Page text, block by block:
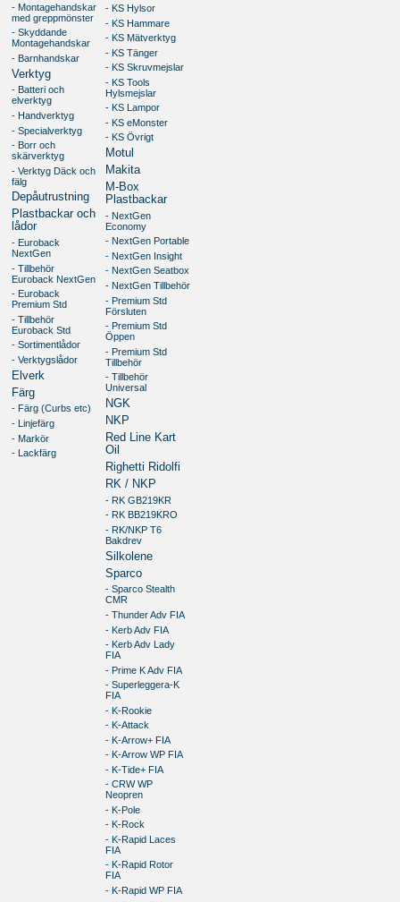
- Montagehandskar
med greppmönster
- Skyddande
Montagehandskar
- Barnhandskar
Verktyg
- Batteri och
elverktyg
- Handverktyg
- Specialverktyg
- Borr och
skärverktyg
- Verktyg Däck och
fälg
Depåutrustning
Plastbackar och
lådor
- Euroback
NextGen
- Tillbehör
Euroback NextGen
- Euroback
Premium Std
- Tillbehör
Euroback Std
- Sortimentlådor
- Verktygslådor
Elverk
Färg
- Färg (Curbs etc)
- Linjefärg
- Markör
- Lackfärg
- KS Hylsor
- KS Hammare
- KS Mätverktyg
- KS Tänger
- KS Skruvmejslar
- KS Tools
Hylsmejslar
- KS Lampor
- KS eMonster
- KS Övrigt
Motul
Makita
M-Box
Plastbackar
- NextGen
Economy
- NextGen Portable
- NextGen Insight
- NextGen Seatbox
- NextGen Tillbehör
- Premium Std
Försluten
- Premium Std
Öppen
- Premium Std
Tillbehör
- Tillbehör
Universal
NGK
NKP
Red Line Kart
Oil
Righetti Ridolfi
RK / NKP
- RK GB219KR
- RK BB219KRO
- RK/NKP T6
Bakdrev
Silkolene
Sparco
- Sparco Stealth
CMR
- Thunder Adv FIA
- Kerb Adv FIA
- Kerb Adv Lady
FIA
- Prime K Adv FIA
- Superleggera-K
FIA
- K-Rookie
- K-Attack
- K-Arrow+ FIA
- K-Arrow WP FIA
- K-Tide+ FIA
- CRW WP
Neopren
- K-Pole
- K-Rock
- K-Rapid Laces
FIA
- K-Rapid Rotor
FIA
- K-Rapid WP FIA